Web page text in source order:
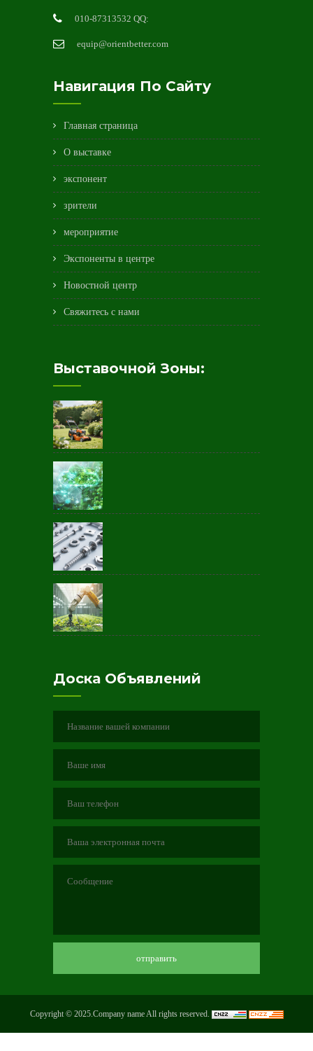
010-87313532 QQ:
equip@orientbetter.com
Навигация По Сайту
Главная страница
О выставке
экспонент
зрители
мероприятие
Экспоненты в центре
Новостной центр
Свяжитесь с нами
Выставочной Зоны:
Доска Объявлений
Copyright © 2025.Company name All rights reserved.